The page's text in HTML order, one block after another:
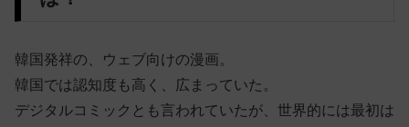
韓国発祥の、ウェブ向けの漫画。
韓国では認知度も高く、広まっていた。
デジタルコミックとも言われていたが、世界的には最初は